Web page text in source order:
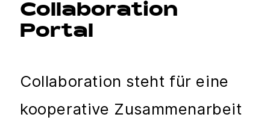
Collaboration
Portal
Collaboration steht für eine
kooperative Zusammenarbeit